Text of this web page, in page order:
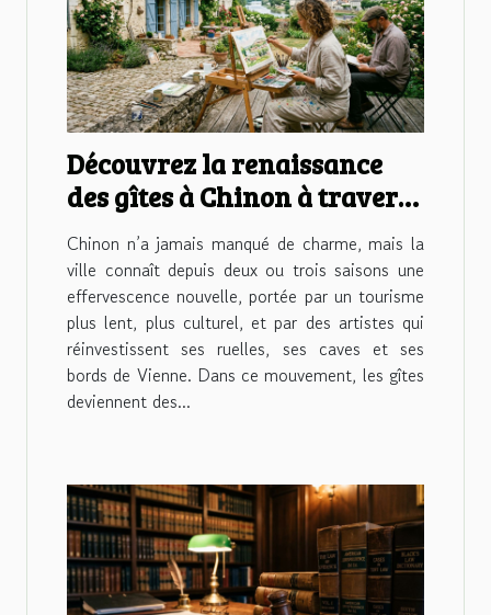
Découvrez la renaissance
des gîtes à Chinon à travers
l'œil des artistes locaux
Chinon n’a jamais manqué de charme, mais la
ville connaît depuis deux ou trois saisons une
effervescence nouvelle, portée par un tourisme
plus lent, plus culturel, et par des artistes qui
réinvestissent ses ruelles, ses caves et ses
bords de Vienne. Dans ce mouvement, les gîtes
deviennent des...